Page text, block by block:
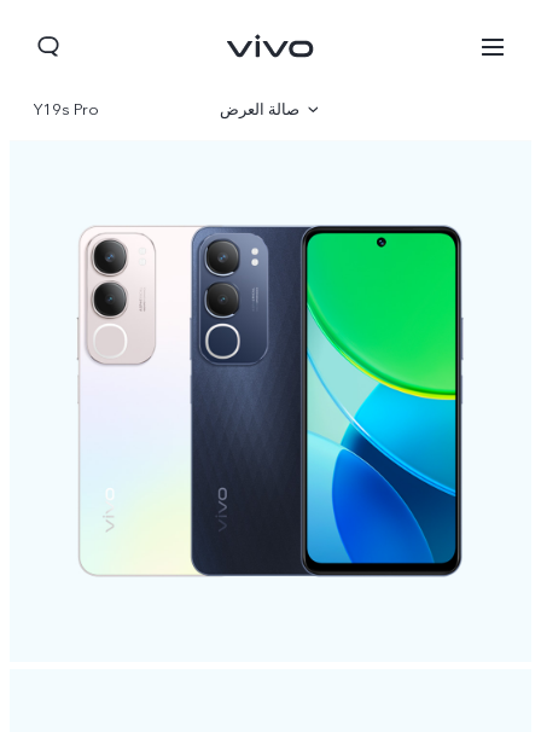
UAE(AR) | حدد البلد/المنطقة
Y19s Pro صالة العرض
مواصفات المنتج